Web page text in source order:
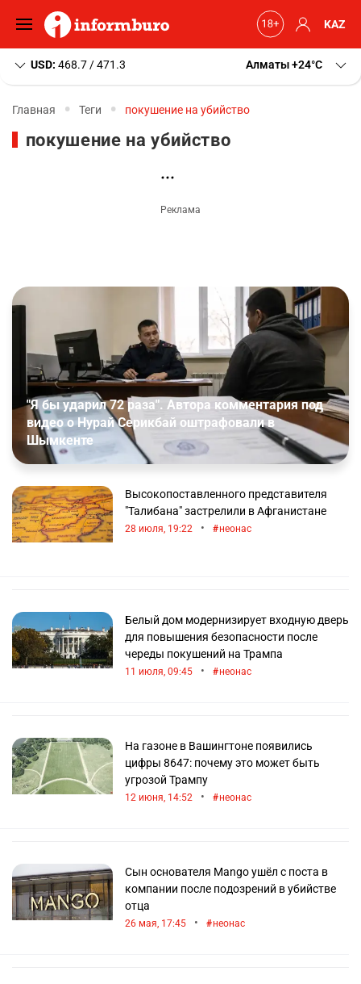
KAZ
USD: 468.7 / 471.3 Алматы+24 C
Главная Теги покушение на убийство
покушение на убийство
"Я бы ударил 72 раза". Автора комментария под
видео о Нурай Серикбай оштрафовали в
Шымкенте
Высокопоставленного представителя
"Талибана" застрелили в Афганистане
28 июля, 19:22 • неонас
Белый дом модернизирует входную дверь
для повышения безопасности после
череды покушений на Трампа
11 июля, 09:45 • неонас
На газоне в Вашингтоне появились
цифры 8647: почему это может быть
угрозой Трампу
12 июня, 14:52 • неонас
Сын основателя Mango ушёл с поста в
компании после подозрений в убийстве
отца
26 мая, 17:45 • неонас